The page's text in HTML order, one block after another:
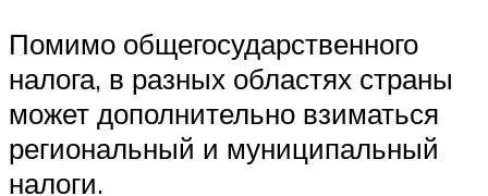
Помимо общегосударственного
налога, в разных областях страны
может дополнительно взиматься
региональный и муниципальный
налоги.